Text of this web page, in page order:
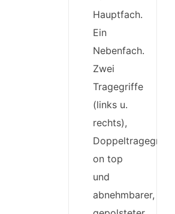
Hauptfach.
Ein
Nebenfach.
Zwei
Tragegriffe
(links u.
rechts),
Doppeltragegriff
on top
und
abnehmbarer,